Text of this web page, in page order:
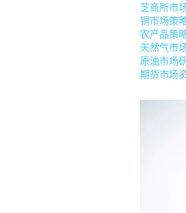
芝商所市
铜市场策
农产品策
天然气市
原油市场
期货市场